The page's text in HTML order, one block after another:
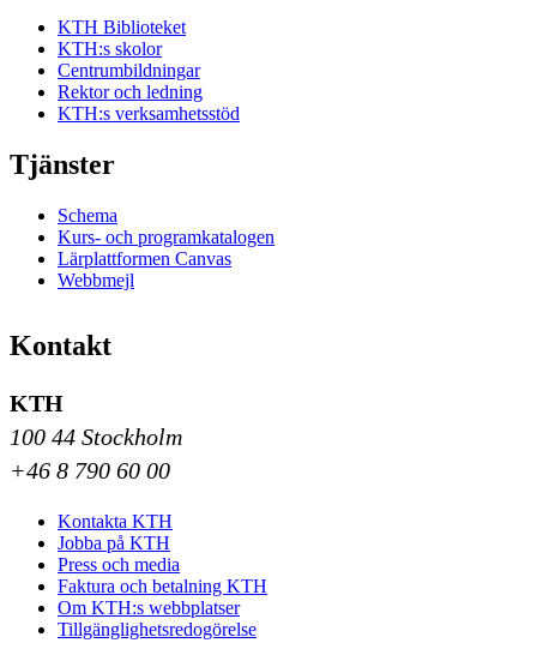
KTH Biblioteket
KTH:s skolor
Centrumbildningar
Rektor och ledning
KTH:s verksamhetsstöd
Tjänster
Schema
Kurs- och programkatalogen
Lärplattformen Canvas
Webbmejl
Kontakt
KTH
100 44 Stockholm
+46 8 790 60 00
Kontakta KTH
Jobba på KTH
Press och media
Faktura och betalning KTH
Om KTH:s webbplatser
Tillgänglighetsredogörelse